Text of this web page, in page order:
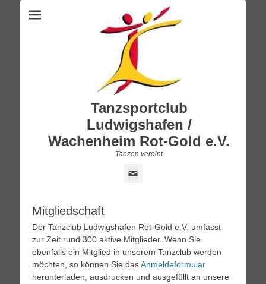
Tanzsportclub
Ludwigshafen /
Wachenheim Rot-Gold e.V.
Tanzen vereint
Mitgliedschaft
Der Tanzclub Ludwigshafen Rot-Gold e.V. umfasst
zur Zeit rund 300 aktive Mitglieder. Wenn Sie
ebenfalls ein Mitglied in unserem Tanzclub werden
möchten, so können Sie dasAnmeldeformular
herunterladen, ausdrucken und ausgefüllt an unsere